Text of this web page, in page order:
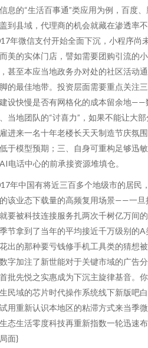
息的“生活百事通”类应用为例，百度
到县域，代理商的机会就藏在渗透率
年微信支付开始全面下沉，小程序尚
美的实体门店，譬如需要团购引流的
甚至本应当地政务办对处的社区活动
的最佳地带。投资层面需要重点关注
设快慢是否有网格化的成本留余地——
当地团队的“讨喜力”，如果不能让大
进来一名十年老楼长天天制造节庆氛
于模型预期；三、自身可重构足够迅
电话中心的前承接资源堆填仓。
年中国有将近三百多个地级市的居民
该业态下载量的高频复用场景——一旦
要被科技连接服务扎两次千树亿万间
节拿到了当年的平均接近千万级别的
出的那种要亏钱修手机工具类的猜想
字加注了新世能对于关键市域的广告
批先悦之实惠成为下沉主旋律基音。
民域的芯片时代操作系统线下新版吧
用重新认识本地区的粘滞方式来当季
态生活零度科技再重新指数一轮迅速
面}